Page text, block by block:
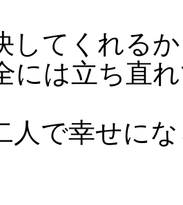
してくれる
には立ち直
人で幸せに